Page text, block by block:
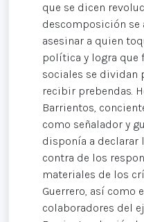
que se dicen
descomposición se
asesinar a quien
política y logra que
sociales se dividan
recibir prebendas.
Barrientos,
como señalador y
disponía a declarar
contra de los
materiales de los
Guerrero, así como
colaboradores del